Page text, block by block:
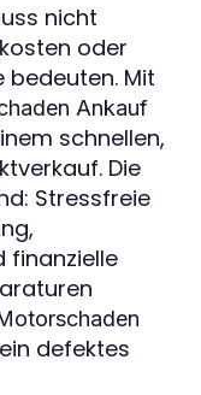
nicht
oder
bedeuten. Mit
Ankauf
schnellen,
Die
Stressfreie
finanzielle
defektes